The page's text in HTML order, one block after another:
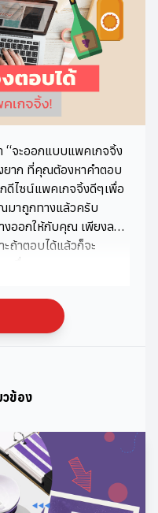
ดีไซน์แพคเกจจิ้งดีๆเพื่อ
มาถูกทางแล้วครับ
ออกให้กับคุณ เพียงลอง
ถ้าตอบได้แล้วก็จะ
ณะโดยรวมของแพคเกจ
ค้าของคุณเป็นสินค้า
ลกตา
รคือผู้ซื้อสินค้า?ผู้ชาย ผู้
มเป้าหมายของสินค้าคุณ?
ดูดด้วยรูปลักษณ์ของแพค
วข้อง